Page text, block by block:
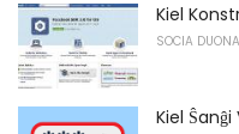
Kiel
SOCIA DUONA
Kiel